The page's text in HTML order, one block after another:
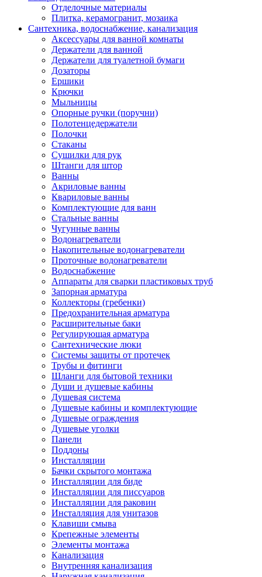
Отделочные материалы
Плитка, керамогранит, мозаика
Сантехника, водоснабжение, канализация
Аксессуары для ванной комнаты
Держатели для ванной
Держатели для туалетной бумаги
Дозаторы
Ершики
Крючки
Мыльницы
Опорные ручки (поручни)
Полотенцедержатели
Полочки
Стаканы
Сушилки для рук
Штанги для штор
Ванны
Акриловые ванны
Квариловые ванны
Комплектующие для ванн
Стальные ванны
Чугунные ванны
Водонагреватели
Накопительные водонагреватели
Проточные водонагреватели
Водоснабжение
Аппараты для сварки пластиковых труб
Запорная арматура
Коллекторы (гребенки)
Предохранительная арматура
Расширительные баки
Регулирующая арматура
Сантехнические люки
Системы защиты от протечек
Трубы и фитинги
Шланги для бытовой техники
Души и душевые кабины
Душевая система
Душевые кабины и комплектующие
Душевые ограждения
Душевые уголки
Панели
Поддоны
Инсталляции
Бачки скрытого монтажа
Инсталляции для биде
Инсталляции для писсуаров
Инсталляции для раковин
Инсталляция для унитазов
Клавиши смыва
Крепежные элементы
Элементы монтажа
Канализация
Внутренняя канализация